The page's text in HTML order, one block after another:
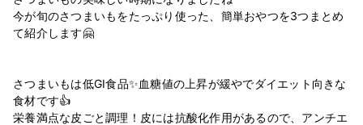
今が旬のさつまいもをたっぷり使った、簡単おやつを3つまとめ
て紹介します🤗
さつまいもは​​​​​​低GI食品​​✨血糖値の上昇が緩やでダイエット向きな
食材です👍
栄養満点な皮ごと調理！皮には抗酸化作用があるので、アンチエ